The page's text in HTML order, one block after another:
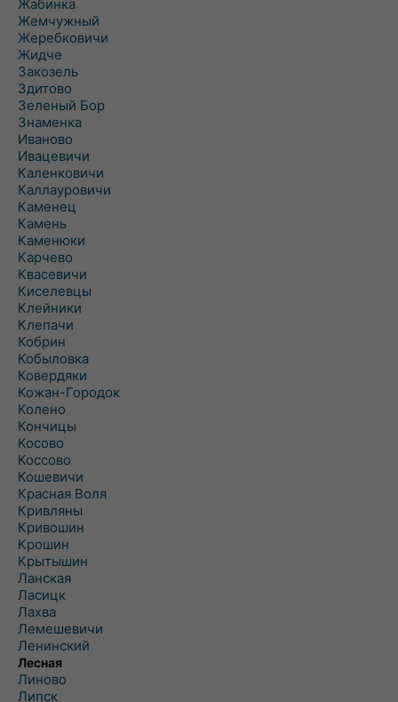
Жабинка
Жемчужный
Жеребковичи
Жидче
Закозель
Здитово
Зеленый Бор
Знаменка
Иваново
Ивацевичи
Каленковичи
Каллауровичи
Каменец
Камень
Каменюки
Карчево
Квасевичи
Киселевцы
Клейники
Клепачи
Кобрин
Кобыловка
Ковердяки
Кожан-Городок
Колено
Кончицы
Косово
Коссово
Кошевичи
Красная Воля
Кривляны
Кривошин
Крошин
Крытышин
Ланская
Ласицк
Лахва
Лемешевичи
Ленинский
Лесная
Линово
Липск